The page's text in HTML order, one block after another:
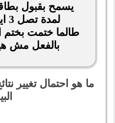
يسمح بقبول
لمدة تصل 3 ايام بعد الانتخابات
طالما ختمت بختم
بالفعل مش
ما هو احتمال تغيير